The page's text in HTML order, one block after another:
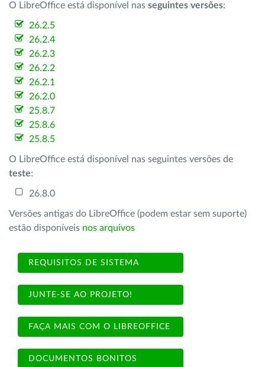
O LibreOffice está disponível nas seguintes versões:
26.2.5
26.2.4
26.2.3
26.2.2
26.2.1
26.2.0
25.8.7
25.8.6
25.8.5
O LibreOffice está disponível nas seguintes versões de
teste:
26.8.0
Versões antigas do LibreOffice (podem estar sem suporte)
estão disponíveis nos arquivos
REQUISITOS DE SISTEMA
JUNTE-SE AO PROJETO!
FAÇA MAIS COM O LIBREOFFICE
DOCUMENTOS BONITOS